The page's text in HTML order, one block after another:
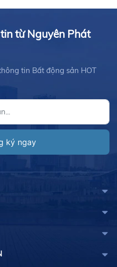
từ Nguyên Phát
tin Bất động sản HOT
ký ngay